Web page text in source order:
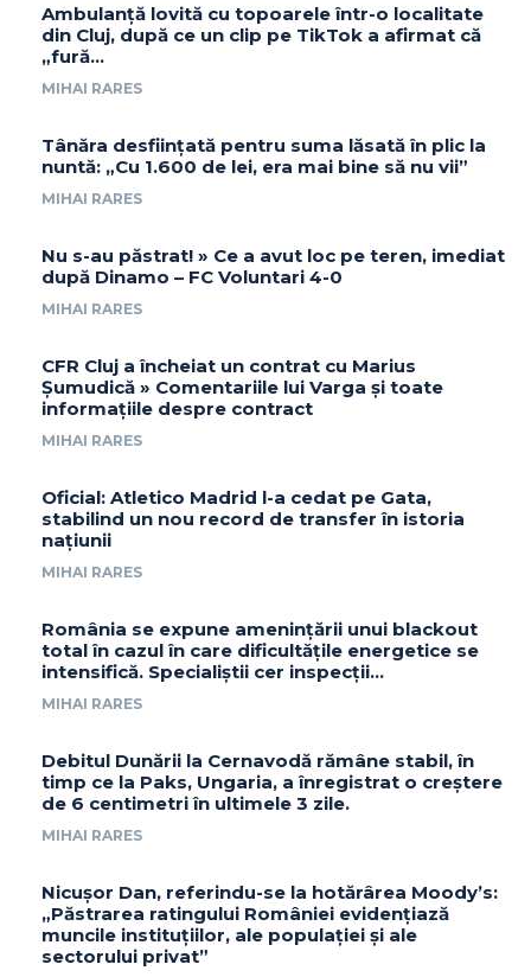
Ambulanță lovită cu topoarele într-o localitate
din Cluj, după ce un clip pe TikTok a afirmat că
„fură…
MIHAI RARES
Tânăra desființată pentru suma lăsată în plic la
nuntă: „Cu 1.600 de lei, era mai bine să nu vii”
MIHAI RARES
Nu s-au păstrat! » Ce a avut loc pe teren, imediat
după Dinamo – FC Voluntari 4-0
MIHAI RARES
CFR Cluj a încheiat un contrat cu Marius
Șumudică » Comentariile lui Varga și toate
informațiile despre contract
MIHAI RARES
Oficial: Atletico Madrid l-a cedat pe Gata,
stabilind un nou record de transfer în istoria
națiunii
MIHAI RARES
România se expune amenințării unui blackout
total în cazul în care dificultățile energetice se
intensifică. Specialiștii cer inspecții…
MIHAI RARES
Debitul Dunării la Cernavodă rămâne stabil, în
timp ce la Paks, Ungaria, a înregistrat o creștere
de 6 centimetri în ultimele 3 zile.
MIHAI RARES
Nicușor Dan, referindu-se la hotărârea Moody’s:
„Păstrarea ratingului României evidențiază
muncile instituțiilor, ale populației și ale
sectorului privat”